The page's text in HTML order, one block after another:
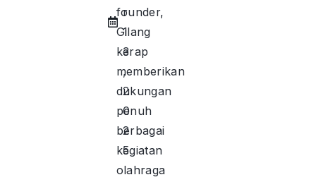
r
1
3
,
2
0
2
5
founder,
Gilang
kerap
memberikan
dukungan
penuh
berbagai
kegiatan
olahraga